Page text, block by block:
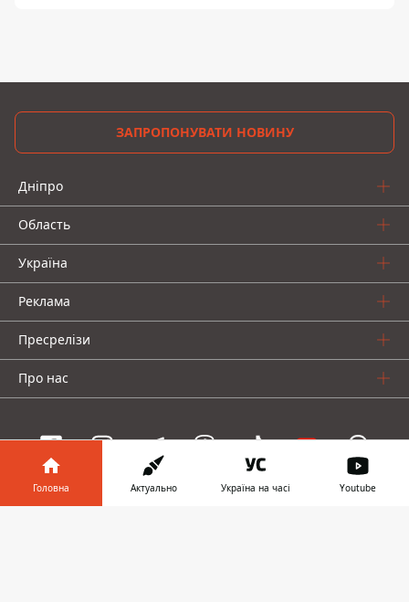
ЗАПРОПОНУВАТИ НОВИНУ
Дніпро
Область
Україна
Реклама
Пресрелізи
Про нас
Головна Актуально Україна на часі Youtube